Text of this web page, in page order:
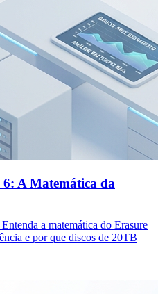
A Matemática da
a matemática do Erasure
e por que discos de 20TB